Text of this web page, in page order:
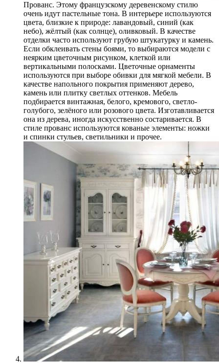
Прованс. Этому французскому деревенскому стилю
очень идут пастельные тона. В интерьере используются
цвета, близкие к природе: лавандовый, синий (как
небо), жёлтый (как солнце), оливковый. В качестве
отделки часто используют грубую штукатурку и камень.
Если обклеивать стены боями, то выбираются модели с
неярким цветочным рисунком, клеткой или
вертикальными полосками. Цветочные орнаменты
используются при выборе обивки для мягкой мебели. В
качестве напольного покрытия применяют дерево,
камень или плитку светлых оттенков. Мебель
подбирается винтажная, белого, кремового, светло-
голубого, зелёного или розового цвета. Изготавливается
она из дерева, иногда искусственно состаривается. В
стиле прованс используются кованые элементы: ножки
и спинки стульев, светильники и прочее.